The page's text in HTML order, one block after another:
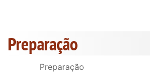
Preparação
Preparação